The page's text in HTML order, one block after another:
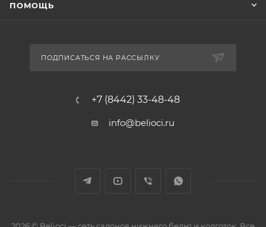
ПОМОЩЬ
ПОДПИСАТЬСЯ НА РАССЫЛКУ
+7 (8442) 33-48-48
info@belioci.ru